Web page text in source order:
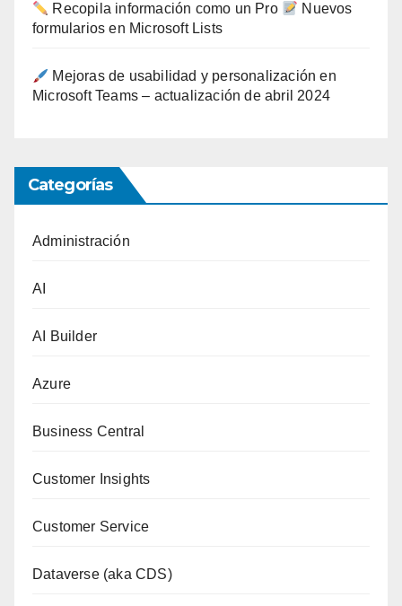
Recopila información como un Pro
Nuevos
formularios en Microsoft Lists
Mejoras de usabilidad y personalización en
Microsoft Teams – actualización de abril 2024
Categorías
Administración
AI
AI Builder
Azure
Business Central
Customer Insights
Customer Service
Dataverse (aka CDS)